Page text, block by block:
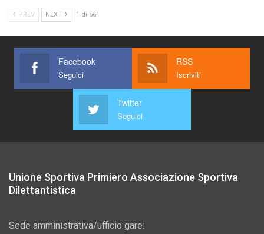
PREV NEXT 1 di 561
Facebook
Seguici
RSS
Iscriviti
Twitter
Seguici
Unione Sportiva Primiero Associazione Sportiva
Dilettantistica
Sede amministrativa/ufficio gare: